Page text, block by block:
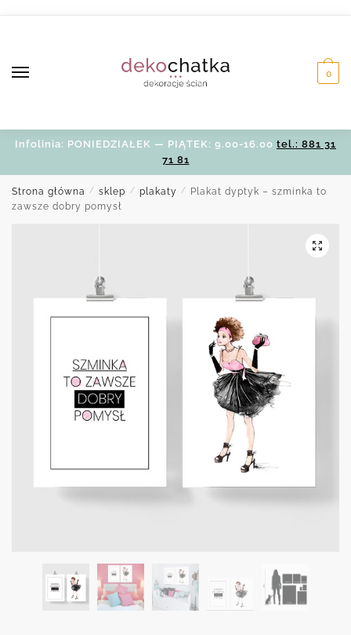
0
Infolinia: PONIEDZIAŁEK — PIĄTEK: 9.00-16.00 tel.: 881 31
71 81
Strona główna / sklep / plakaty /
Plakat dyptyk – szminka to
zawsze dobry pomysł